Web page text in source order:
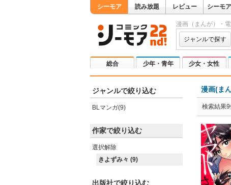
シーモア 読み放題 レビュー シーモ
漫画（まんが）・
ジャンルで探す
総合 少年・青年 少女・女性
ジャンルで絞り込む
BLマンガ(9)
作家で絞り込む
選択解除
きよずみ々 (9)
出版社で絞り込む
漫画(ま
検索結果